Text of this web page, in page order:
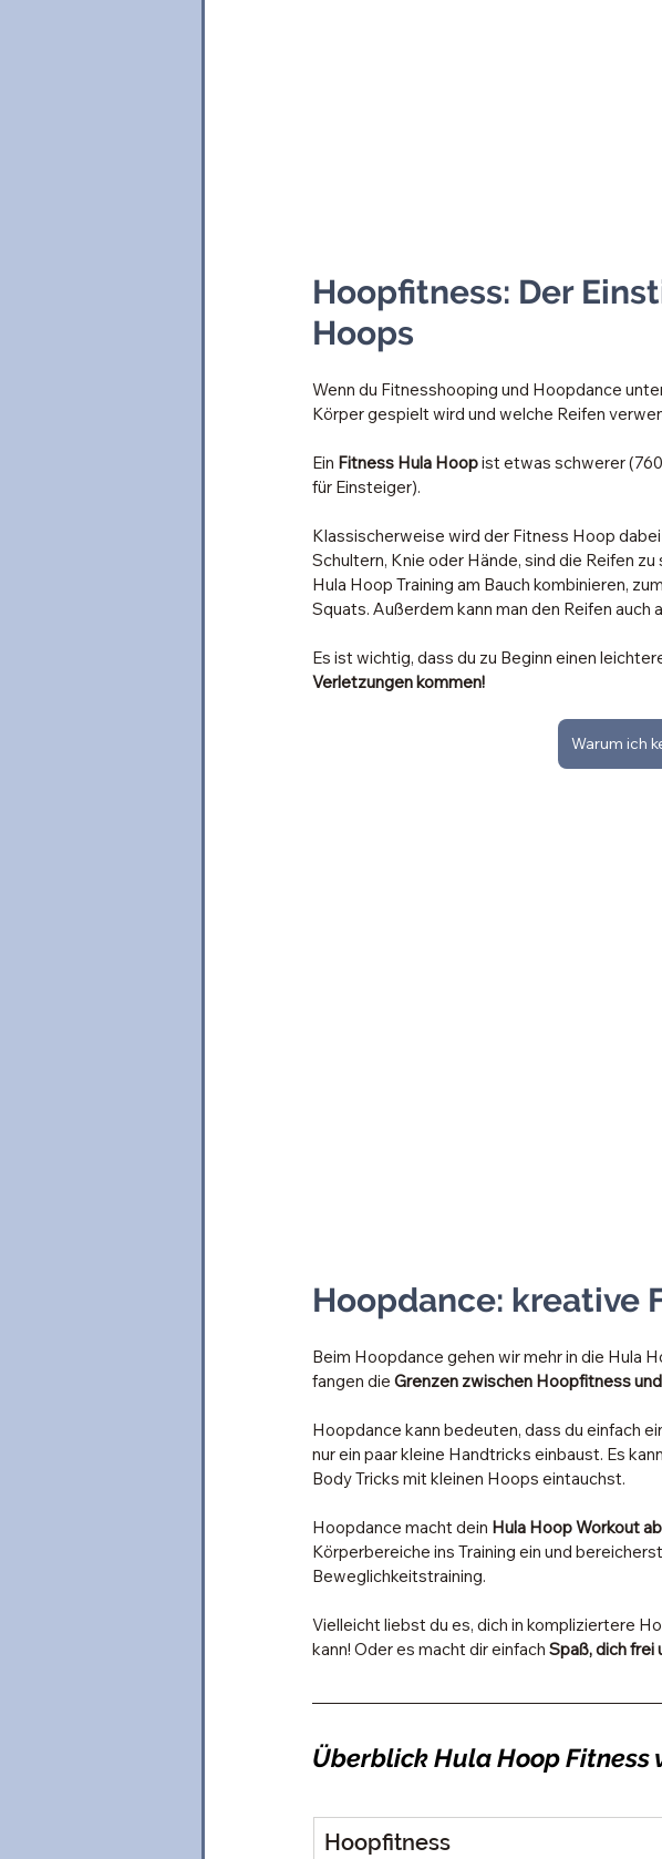
Hoopfitness: Der
Hoops
Wenn du Fitnesshooping und Hoopdance
Körper gespielt wird und welche Reifen
Ein Fitness Hula Hoop ist etwas schwerer
für Einsteiger).
Klassischerweise wird der Fitness Hoop
Schultern, Knie oder Hände, sind die Reifen
Hula Hoop Training am Bauch kombinieren,
Squats. Außerdem kann man den Reifen auch
Es ist wichtig, dass du zu Beginn einen
Verletzungen kommen!
Warum ich
Hoopdance: kreative
Beim Hoopdance gehen wir mehr in die Hula
fangen die Grenzen zwischen Hoopfitness
Hoopdance kann bedeuten, dass du einfach
nur ein paar kleine Handtricks einbaust. Es
Body Tricks mit kleinen Hoops eintauchst.
Hoopdance macht dein Hula Hoop Workout
Körperbereiche ins Training ein und
Beweglichkeitstraining.
Vielleicht liebst du es, dich in kompliziertere
kann! Oder es macht dir einfach Spaß, dich frei
Überblick Hula Hoop Fitness
Hoopfitness